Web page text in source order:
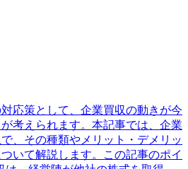
応策として、企業買収の動きが今
考えられます。本記事では、企業
、その種類やメリット・デメリッ
いて解説します。この記事のポイ